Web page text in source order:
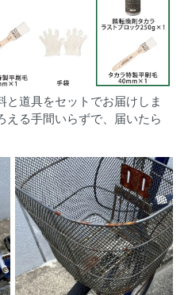
と道具をセットでお届けしま
える手間いらずで、届いたら